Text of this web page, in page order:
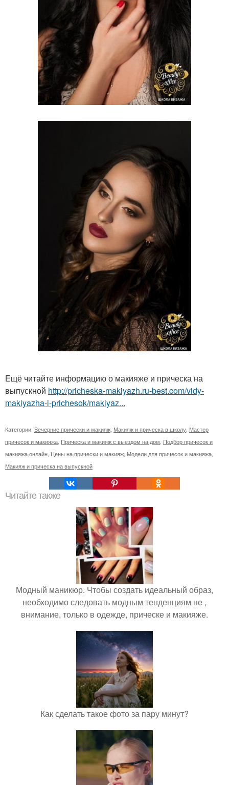
Ещё читайте информацию о макияже и прическа на
выпускной http://pricheska-makiyazh.ru-best.com/vidy-
makiyazha-i-prichesok/makiyaz...
Категории: Вечерние прически и макияж Макияж и прическа в школу Мастер
причесок и макияжа Прическа и макияж с выездом на дом Подбор причесок и
макияжа онлайн Цены на прически и макияж Модели для причесок и макияжа
Макияж и прическа на выпускной
Читайте также
Модный маникюр. Чтобы создать идеальный образ,
необходимо следовать модным тенденциям не ,
внимание, только в одежде, прическе и макияже.
Как сделать такое фото за пару минут?